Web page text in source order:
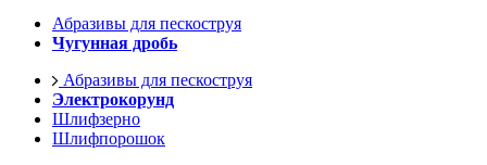
Абразивы для пескоструя
Чугунная дробь
Абразивы для пескоструя
Электрокорунд
Шлифзерно
Шлифпорошок